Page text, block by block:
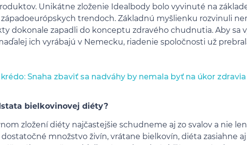
Unikátne zloženie Idealbody bolo vyvinuté na
trendoch. Základnú myšlienku rozvinuli
dokonale zapadli do konceptu zdravého chudnutia. Aby sa
ich vyrábajú v Nemecku, riadenie spoločnosti už
krédo: Snaha zbaviť sa nadváhy by nemala byť na úkor zdravia
bielkovinovej diéty?
zložení diéty najčastejšie schudneme aj zo svalov a nie
množstvo živín, vrátane bielkovín, diéta zasiahne